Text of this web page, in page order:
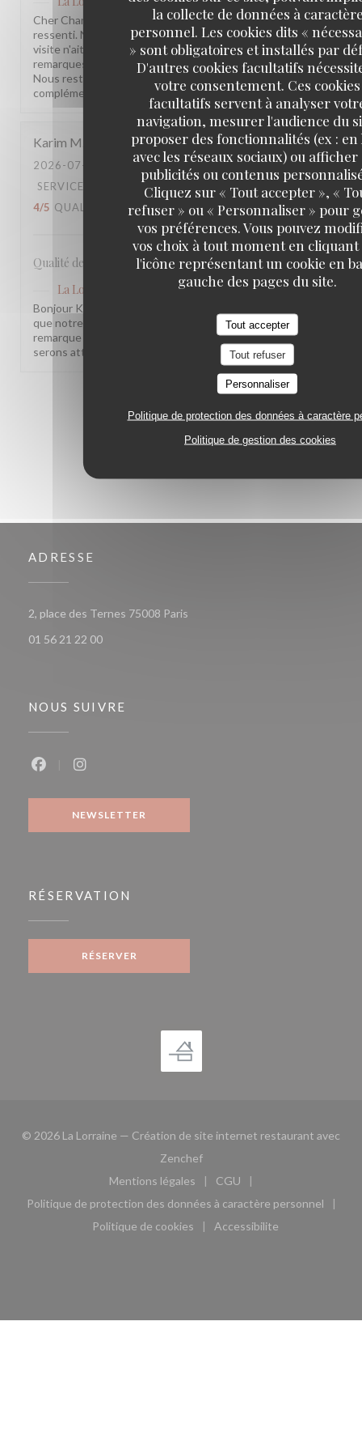
la collecte de données à
personnel. Les cookies dits «
» sont obligatoires et installés par
D'autres cookies facultatifs
votre consentement. Ces cookies
facultatifs servent à analyser
navigation, mesurer l'audience du
proposer des fonctionnalités (ex : en
avec les réseaux sociaux) ou afficher
publicités ou contenus
Cliquez sur « Tout accepter », «
refuser » ou « Personnaliser » pour
vos préférences. Vous pouvez
vos choix à tout moment en
l'icône représentant un cookie en
gauche des pages du site.
Tout accepter
Tout refuser
Personnaliser
Politique de protection des données à caractère
Politique de gestion des cookies
Cher Charles, Merci d'avoir pris le temps de partager votre
ressenti. Nous sommes sincèrement désolés que votre
visite n'ait pas été à la hauteur de vos attentes. Vos
remarques sont précieuses et nous les prenons à cœur.
Nous restons à votre disposition pour tout échange
complémentaire. L'équipe de la Brasserie La Lorraine
Karim M
2026-07-17
- 20:30 - COUVERTS 2
SERVICE
AMBIANCE CUISINE
:
4/5 QUALITÉ / PRIX: 3/5
Qualité des plats, cadre et amabilité de l’équipe
La Lorraine
a répondu à cet avis
Bonjour Karim, Merci pour ce retour ! Nous sommes ravis
que notre équipe et l'ambiance vous aient plu. Votre
remarque sur le rapport qualité-prix est notée, nous y
serons attentifs. À très bientôt !
ADRESSE
2, place des Ternes 75008 Paris
01 56 21 22 00
NOUS SUIVRE
NEWSLETTER
RÉSERVATION
RÉSERVER
© 2026 La Lorraine — Création de site internet restaurant avec
Zenchef((ouvre une nouvelle fenêtre))
Mentions légales
((ouvre une nouvelle fenêtre))
CGU
((ouvre une nouvelle
Politique de protection des données à caractère personnel
((ouvre une nouvelle fenêtre))
Politique de cookies
((ouvre une nouvelle fenêtre))
Accessibilite